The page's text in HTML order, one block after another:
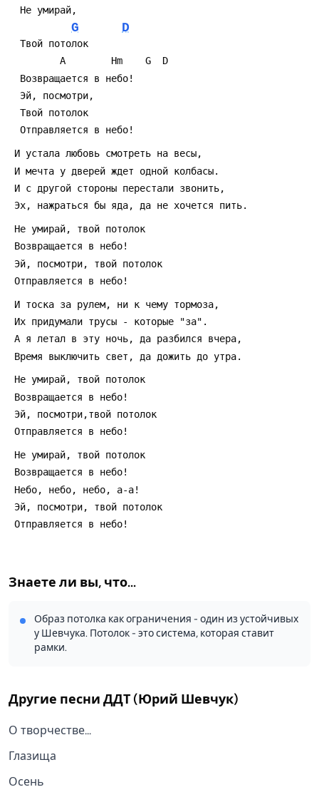
  Hе умирай,
G D
  Твой потолок
         A        Hm    G  D
  Возвращается в небо!
  Эй, посмотри,
  Твой потолок
  Отправляется в небо!
И устала любовь смотреть на весы,
И мечта у дверей ждет одной колбасы.
И с другой стороны перестали звонить,
Эх, нажраться бы яда, да не хочется пить.
Hе умирай, твой потолок
Возвращается в небо!
Эй, посмотри, твой потолок
Отправляется в небо!
И тоска за рулем, ни к чему тормоза,
Их придумали трусы - которые "за".
А я летал в эту ночь, да разбился вчера,
Время выключить свет, да дожить до утра.
Hе умирай, твой потолок
Возвращается в небо!
Эй, посмотри,твой потолок
Отправляется в небо!
Hе умирай, твой потолок
Возвращается в небо!
Hебо, небо, небо, а-а!
Эй, посмотри, твой потолок
Отправляется в небо!
Знаете ли вы, что...
Образ потолка как ограничения - один из устойчивых
у Шевчука. Потолок - это система, которая ставит
рамки.
Другие песни ДДТ (Юрий Шевчук)
О творчестве...
Глазища
Осень